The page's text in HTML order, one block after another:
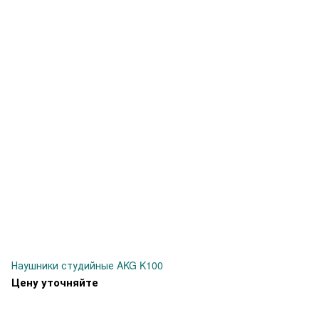
Наушники студийные AKG K100
Цену уточняйте